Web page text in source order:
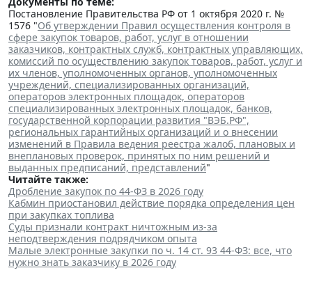
Постановление Правительства РФ от 1 октября 2020 г. №
1576 "Об утверждении Правил осуществления контроля в
сфере закупок товаров, работ, услуг в отношении
заказчиков, контрактных служб, контрактных управляющих,
комиссий по осуществлению закупок товаров, работ, услуг и
их членов, уполномоченных органов, уполномоченных
учреждений, специализированных организаций,
операторов электронных площадок, операторов
специализированных электронных площадок, банков,
государственной корпорации развития "ВЭБ.РФ",
региональных гарантийных организаций и о внесении
изменений в Правила ведения реестра жалоб, плановых и
внеплановых проверок, принятых по ним решений и
выданных предписаний, представлений"
Читайте также:
Дробление закупок по 44-ФЗ в 2026 году
Кабмин приостановил действие порядка определения цен
при закупках топлива
Суды признали контракт ничтожным из-за
неподтверждения подрядчиком опыта
Малые электронные закупки по ч. 14 ст. 93 44-ФЗ: все, что
нужно знать заказчику в 2026 году